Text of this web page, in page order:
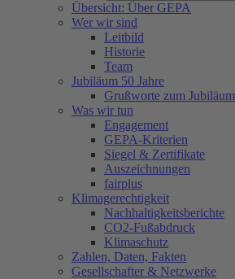
Übersicht: Über GEPA
Wer wir sind
Leitbild
Historie
Team
Jubiläum 50 Jahre
Grußworte zum Jubiläum
Was wir tun
Engagement
GEPA-Kriterien
Siegel & Zertifikate
Auszeichnungen
fairplus
Klimagerechtigkeit
Nachhaltigkeitsberichte
CO2-Fußabdruck
Klimaschutz
Zahlen, Daten, Fakten
Gesellschafter & Netzwerke